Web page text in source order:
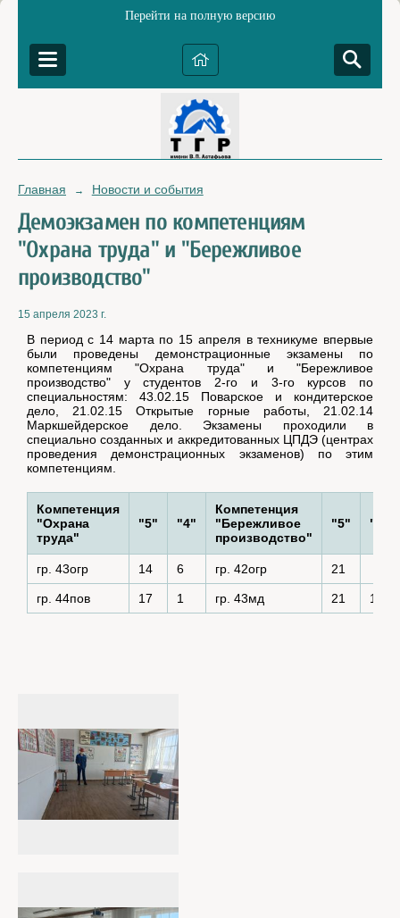
Перейти на полную версию
Главная → Новости и события
Демоэкзамен по компетенциям
"Охрана труда" и "Бережливое
производство"
15 апреля 2023 г.
В период с 14 марта по 15 апреля в техникуме впервые
были проведены демонстрационные экзамены по
компетенциям "Охрана труда" и "Бережливое
производство" у студентов 2-го и 3-го курсов по
специальностям: 43.02.15 Поварское и кондитерское
дело, 21.02.15 Открытые горные работы, 21.02.14
Маркшейдерское дело. Экзамены проходили в
специально созданных и аккредитованных ЦПДЭ (центрах
проведения демонстрационных экзаменов) по этим
компетенциям.
Компетенция
"Охрана
труда"
"5" "4"
Компетенция
"Бережливое
производство"
"5" "4"
гр. 43огр 14 6 гр. 42огр 21
гр. 44пов 17 1 гр. 43мд 21 1